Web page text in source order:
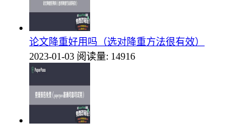
论文降重好用吗（选对降重方法很有效）
2023-01-03 阅读量: 14916